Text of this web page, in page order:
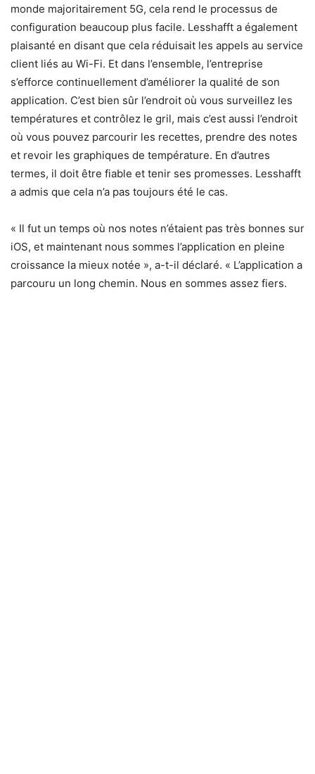
monde majoritairement 5G, cela rend le processus de
configuration beaucoup plus facile. Lesshafft a également
plaisanté en disant que cela réduisait les appels au service
client liés au Wi-Fi. Et dans l’ensemble, l’entreprise
s’efforce continuellement d’améliorer la qualité de son
application. C’est bien sûr l’endroit où vous surveillez les
températures et contrôlez le gril, mais c’est aussi l’endroit
où vous pouvez parcourir les recettes, prendre des notes
et revoir les graphiques de température. En d’autres
termes, il doit être fiable et tenir ses promesses. Lesshafft
a admis que cela n’a pas toujours été le cas.
« Il fut un temps où nos notes n’étaient pas très bonnes sur
iOS, et maintenant nous sommes l’application en pleine
croissance la mieux notée », a-t-il déclaré. « L’application a
parcouru un long chemin. Nous en sommes assez fiers.